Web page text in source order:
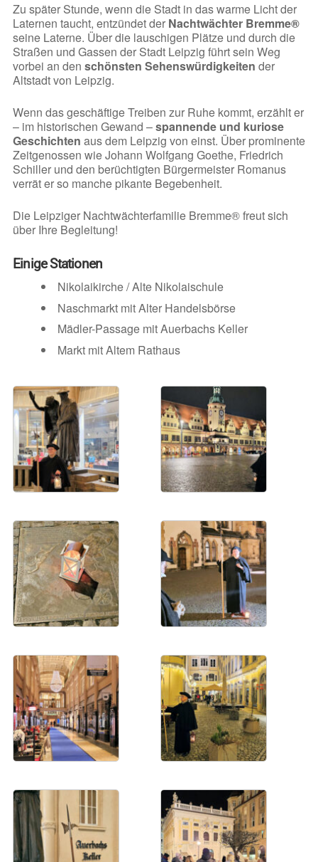
Zu später Stunde, wenn die Stadt in das warme Licht der
Laternen taucht, entzündet der Nachtwächter Bremme®
seine Laterne. Über die lauschigen Plätze und durch die
Straßen und Gassen der Stadt Leipzig führt sein Weg
vorbei an den schönsten Sehenswürdigkeiten der
Altstadt von Leipzig.
Wenn das geschäftige Treiben zur Ruhe kommt, erzählt er
– im historischen Gewand –spannende und kuriose
Geschichten aus dem Leipzig von einst. Über prominente
Zeitgenossen wie Johann Wolfgang Goethe, Friedrich
Schiller und den berüchtigten Bürgermeister Romanus
verrät er so manche pikante Begebenheit.
Die Leipziger Nachtwächterfamilie Bremme® freut sich
über Ihre Begleitung!
Einige Stationen
Nikolaikirche / Alte Nikolaischule
Naschmarkt mit Alter Handelsbörse
Mädler-Passage mit Auerbachs Keller
Markt mit Altem Rathaus